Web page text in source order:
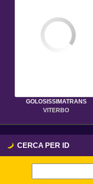
GOLOSISSIMATRANS
VITERBO
CERCA PER ID